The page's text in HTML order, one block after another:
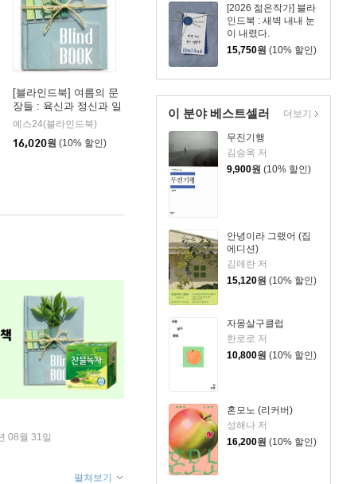
몸으로 섰다.
[2026 젊은작가] 블라
인드북 : 새벽 내내 눈
이 내렸다.
15,750원 (10% 할인)
이 분야 베스트셀러
무진기행
김승옥 저
9,900원 (10% 할인)
안녕이라 그랬어 (집
에디션)
김애란 저
15,120원 (10% 할인)
자몽살구클럽
한로로 저
10,800원 (10% 할인)
혼모노 (리커버)
성해나 저
16,200원 (10% 할인)
더보기
[블라인드북] 여름의 문
장들 : 육신과 정신과 일
상이 얼마나 쉽게 부서
절감하다 열기가 식은
예스24(블라인드북)
16,020원 (10% 할인)
08월 31일
펼쳐보기